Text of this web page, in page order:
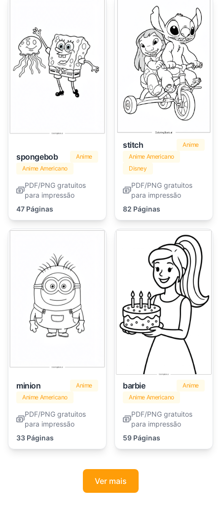
spongebob
Anime
Anime Americano
PDF/PNG gratuitos
para impressão
47 Páginas
stitch
Anime
Anime Americano
Disney
PDF/PNG gratuitos
para impressão
82 Páginas
minion
Anime
Anime Americano
PDF/PNG gratuitos
para impressão
33 Páginas
barbie
Anime
Anime Americano
PDF/PNG gratuitos
para impressão
59 Páginas
Ver mais